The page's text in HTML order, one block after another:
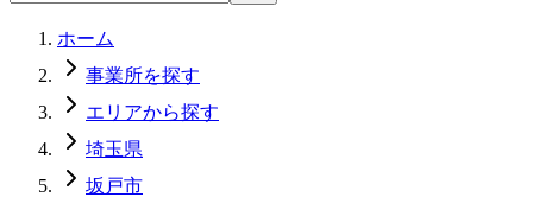
ホーム
事業所を探す
エリアから探す
埼玉県
坂戸市